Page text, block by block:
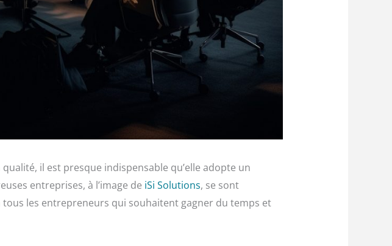
il est presque indispensable qu’elle adopte un
entreprises, à l’image de iSi Solutions, se sont
tous les entrepreneurs qui souhaitent gagner du temps et